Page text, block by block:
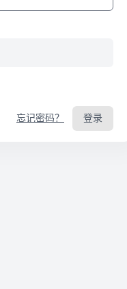
忘记密码？ 登录